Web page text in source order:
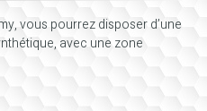
vous pourrez disposer d’une
avec une zone